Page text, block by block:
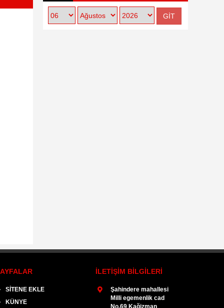
Vali Polat'tan Kağızman
Cumhuriyet Savcısı Eravcı'[..]
SİTENE EKLE
KÜNYE
İLETİŞİM BİLGİLERİ
Şahindere mahallesi
Milli egemenlik cad